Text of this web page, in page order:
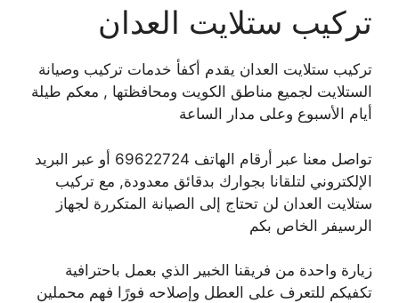
تركيب ستلايت العدان
تركيب ستلايت العدان يقدم أكفأ خدمات تركيب وصيانة
الستلايت لجميع مناطق الكويت ومحافظتها , معكم طيلة
أيام الأسبوع وعلى مدار الساعة
تواصل معنا عبر أرقام الهاتف 69622724 أو عبر البريد
الإلكتروني لتلقانا بجوارك بدقائق معدودة, مع تركيب
ستلايت العدان لن تحتاج إلى الصيانة المتكررة لجهاز
الرسيفر الخاص بكم
زيارة واحدة من فريقنا الخبير الذي بعمل باحترافية
تكفيكم للتعرف على العطل وإصلاحه فورًا فهم محملين